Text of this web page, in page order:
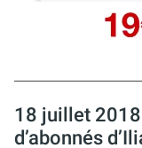
18 juillet
d’abonnés